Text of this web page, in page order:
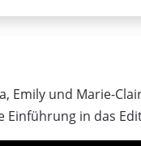
und Marie-
Einführung in das